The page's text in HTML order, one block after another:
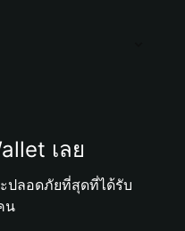
เลย
ปลอดภัยที่สุดที่ได้รับ
น